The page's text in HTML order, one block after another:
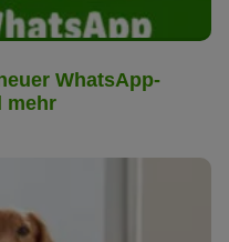
WhatsApp-
mehr